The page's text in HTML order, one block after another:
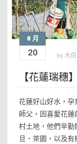
8 月
20 by 大白
【花蓮瑞穗
花蓮好山好水，
師父，因喜愛花
村土地，他們辛
旦、茶園，以及